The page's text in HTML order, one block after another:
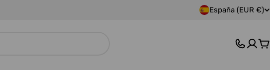
P
España (EUR €)